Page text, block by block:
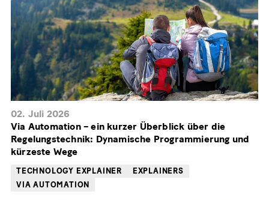
02. Juli 2026
Via Automation – ein kurzer Überblick über die
Regelungstechnik: Dynamische Programmierung und
kürzeste Wege
TECHNOLOGY EXPLAINER
EXPLAINERS
VIA AUTOMATION